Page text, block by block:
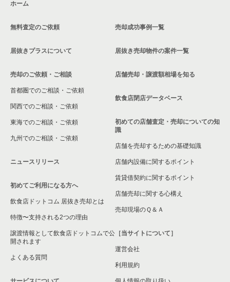
茅ヶ崎市の飲食店の居抜き売却物件の案件一覧
川崎市麻生区の飲食店の居抜き売却物件の案件一覧
相模原市中央区の飲食店の居抜き売却物件の案件一覧
横浜市保土ケ谷区の飲食店の居抜き売却物件の案件一覧
横浜市旭区の飲食店の居抜き売却物件の案件一覧
横浜市緑区の飲食店の居抜き売却物件の案件一覧
平塚市の飲食店の居抜き売却物件の案件一覧
横浜市港南区の飲食店の居抜き売却物件の案件一覧
横須賀市の飲食店の居抜き売却物件の案件一覧
三浦市の飲食店の居抜き売却物件の案件一覧
藤沢市の飲食店の居抜き売却物件の案件一覧
ホーム
無料査定のご依頼
居抜きプラスについて
売却のご依頼・ご相談
首都圏でのご相談・ご依頼
関西でのご相談・ご依頼
東海でのご相談・ご依頼
九州でのご相談・ご依頼
ニュースリリース
初めてご利用になる方へ
飲食店ドットコム 居抜き売却とは
特徴〜支持される2つの理由
譲渡情報として飲食店ドットコムで公
開されます
よくある質問
売却成功事例一覧
居抜き売却物件の案件一覧
店舗売却・譲渡額相場を知る
飲食店閉店データベース
初めての店舗査定・売却についての知
識
店舗を売却するための基礎知識
店舗内設備に関するポイント
賃貸借契約に関するポイント
店舗売却に関する心構え
売却現場のＱ＆Ａ
［当サイトについて］
運営会社
利用規約